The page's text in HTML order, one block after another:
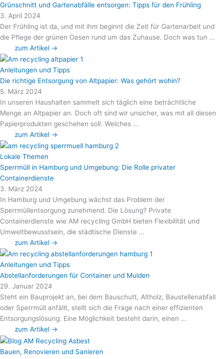
Grünschnitt und Gartenabfälle entsorgen: Tipps für den Frühling
3. April 2024
Der Frühling ist da, und mit ihm beginnt die Zeit für Gartenarbeit und
die Pflege der grünen Oasen rund um das Zuhause. Doch was tun ...
zum Artikel →
Anleitungen und Tipps
Die richtige Entsorgung von Altpapier: Was gehört wohin?
5. März 2024
In unseren Haushalten sammelt sich täglich eine beträchtliche
Menge an Altpapier an. Doch oft sind wir unsicher, was mit all diesen
Papierprodukten geschehen soll. Welches ...
zum Artikel →
Lokale Themen
Sperrmüll in Hamburg und Umgebung: Die Rolle privater
Containerdienste
3. März 2024
In Hamburg und Umgebung wächst das Problem der
Sperrmüllentsorgung zunehmend. Die Lösung? Private
Containerdienste wie AM recycling GmbH bieten Flexibilität und
Umweltbewusstsein, die städtische Dienste ...
zum Artikel →
Anleitungen und Tipps
Abstellanforderungen für Container und Mulden
29. Januar 2024
Steht ein Bauprojekt an, bei dem Bauschutt, Altholz, Baustellenabfall
oder Sperrmüll anfällt, stellt sich die Frage nach einer effizienten
Entsorgungslösung. Eine Möglichkeit besteht darin, einen ...
zum Artikel →
Bauen, Renovieren und Sanieren